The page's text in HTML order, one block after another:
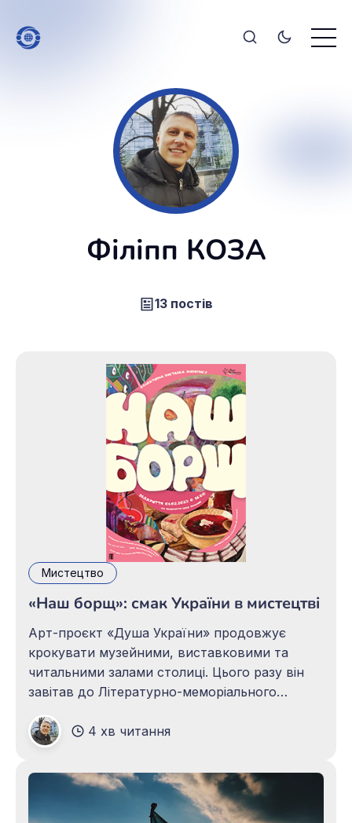
Філіпп КОЗА
13 постів
Мистецтво
«Наш борщ»: смак України в мистецтві
Арт-проєкт «Душа України» продовжує
крокувати музейними, виставковими та
читальними залами столиці. Цього разу він
завітав до Літературно-меморіального
«Наш борщ» були відведені одразу два його
зали. Про український борщ, здається, все,
що можна, вже написано й переказано, як то
кажуть, з усіх боків.
4 хв читання